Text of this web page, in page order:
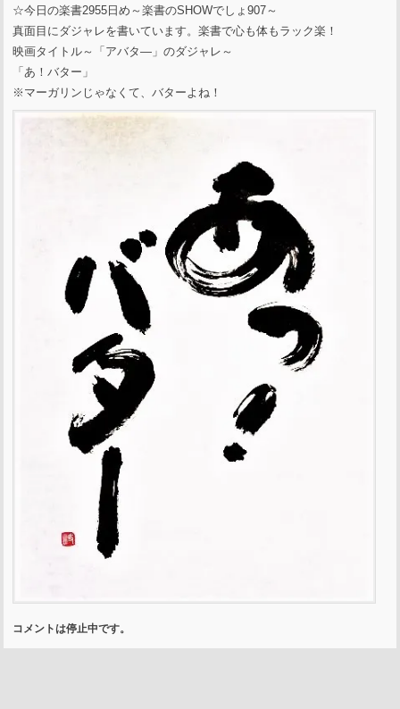
☆今日の楽書2955日め～楽書のSHOWでしょ907～
真面目にダジャレを書いています。楽書で心も体もラック楽！
映画タイトル～「アバタ―」のダジャレ～
「あ！バター」
※マーガリンじゃなくて、バターよね！
コメントは停止中です。